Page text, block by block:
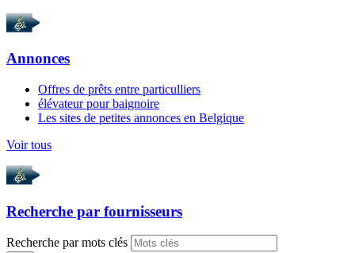
Annonces
Offres de prêts entre particulliers
élévateur pour baignoire
Les sites de petites annonces en Belgique
Voir tous
Recherche par fournisseurs
Recherche par mots clés